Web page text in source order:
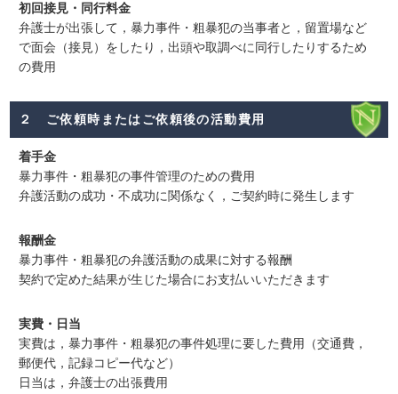
初回接見・同行料金
弁護士が出張して，暴力事件・粗暴犯の当事者と，留置場など
で面会（接見）をしたり，出頭や取調べに同行したりするため
の費用
２ ご依頼時またはご依頼後の活動費用
着手金
暴力事件・粗暴犯の事件管理のための費用
弁護活動の成功・不成功に関係なく，ご契約時に発生します
報酬金
暴力事件・粗暴犯の弁護活動の成果に対する報酬
契約で定めた結果が生じた場合にお支払いいただきます
実費・日当
実費は，暴力事件・粗暴犯の事件処理に要した費用（交通費，
郵便代，記録コピー代など）
日当は，弁護士の出張費用